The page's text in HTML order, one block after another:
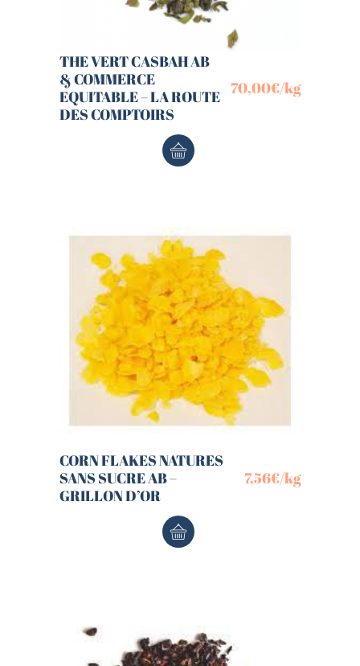
THE VERT CASBAH AB
& COMMERCE
EQUITABLE – LA ROUTE
DES COMPTOIRS
70,00€/kg
CORN FLAKES NATURES
SANS SUCRE AB –
GRILLON D’OR
7,56€/kg